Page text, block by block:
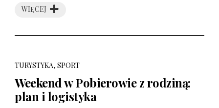
WIĘCEJ
TURYSTYKA, SPORT
Weekend w Pobierowie z rodziną:
plan i logistyka